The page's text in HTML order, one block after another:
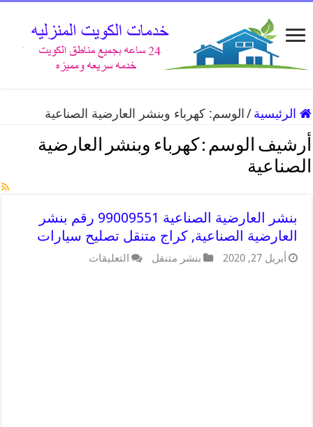
الرئيسية / الوسم:كهرباء وبنشر العارضية الصناعية
أرشيف الوسم : كهرباء وبنشر العارضية
الصناعية
بنشر العارضية الصناعية 99009551 رقم بنشر
العارضية الصناعية, كراج متنقل تصليح سيارات
أبريل 27, 2020 بنشر متنقل التعليقات